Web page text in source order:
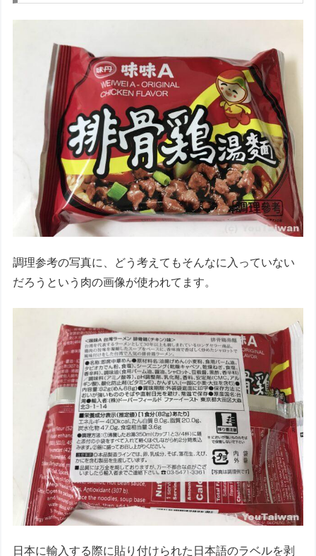
調理参考の写真に、どう考えてもそんなに入っていない
だろうという肉の画像が使われてます。
日本に輸入する際に貼り付けられた日本語のラベルを剥